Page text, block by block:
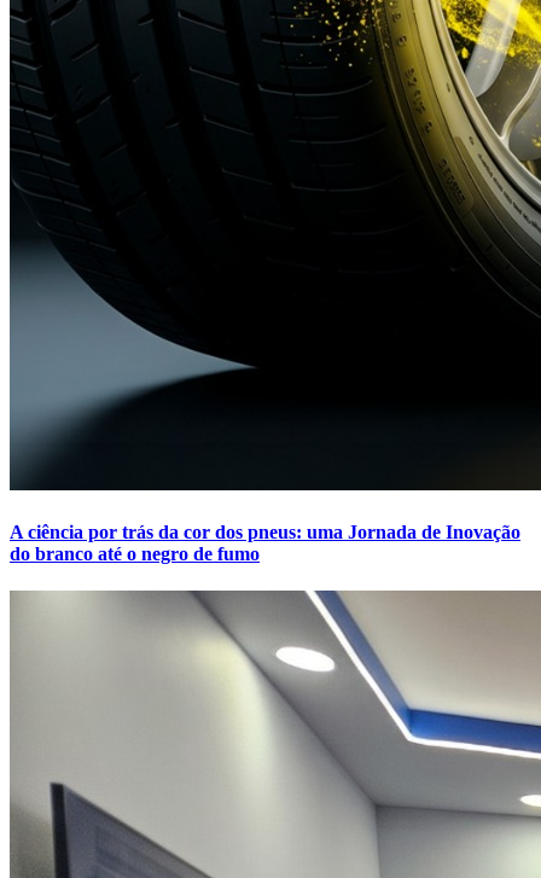
A ciência por trás da cor dos pneus: uma Jornada de Inovação
do branco até o negro de fumo